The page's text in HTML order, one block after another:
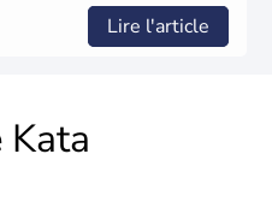
Lire l'article
Kata